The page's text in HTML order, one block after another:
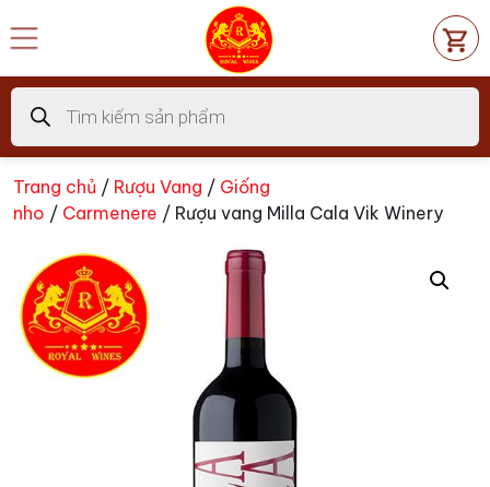
đến
dung
Tìm
kiếm
sản
phẩm
Trang chủ / Rượu Vang / Giống
nho / Carmenere / Rượu vang Milla Cala Vik Winery